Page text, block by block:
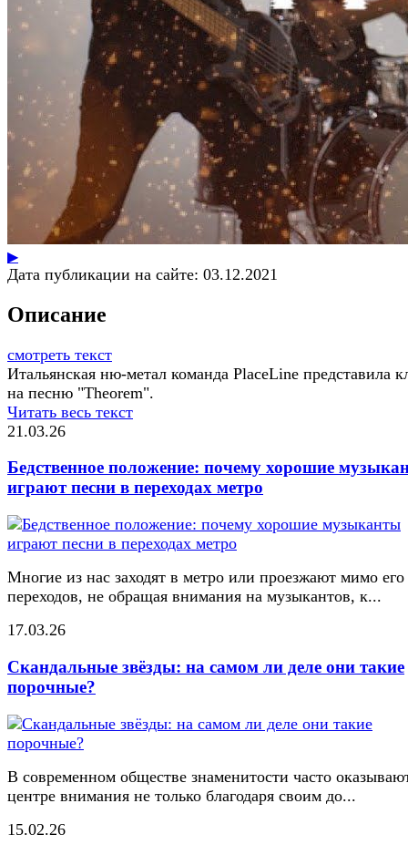
▶
Дата публикации на сайте: 03.12.2021
Описание
смотреть текст
Итальянская ню-метал команда PlaceLine представила
на песню "Theorem".
Читать весь текст
21.03.26
Бедственное положение: почему хорошие
играют песни в переходах метро
Многие из нас заходят в метро или проезжают мимо его
переходов, не обращая внимания на музыкантов, к...
17.03.26
Скандальные звёзды: на самом ли деле они такие
порочные?
В современном обществе знаменитости часто
центре внимания не только благодаря своим до...
15.02.26